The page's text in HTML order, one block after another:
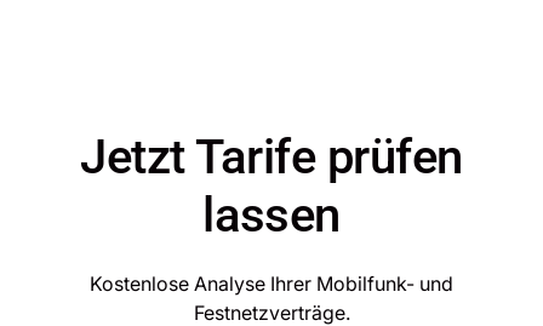
Jetzt Tarife prüfen
lassen
Kostenlose Analyse Ihrer Mobilfunk- und
Festnetzverträge.